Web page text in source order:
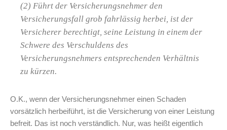
(2) Führt der Versicherungsnehmer den
Versicherungsfall grob fahrlässig herbei, ist der
Versicherer berechtigt, seine Leistung in einem der
Schwere des Verschuldens des
Versicherungsnehmers entsprechenden Verhältnis
zu kürzen.
O.K., wenn der Versicherungsnehmer einen Schaden
vorsätzlich herbeiführt, ist die Versicherung von einer Leistung
befreit. Das ist noch verständlich. Nur, was heißt eigentlich